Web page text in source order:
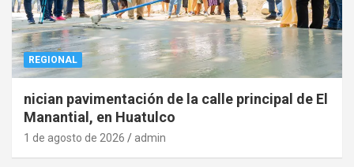
REGIONAL
nician pavimentación de la calle principal de El
Manantial, en Huatulco
1 de agosto de 2026 admin